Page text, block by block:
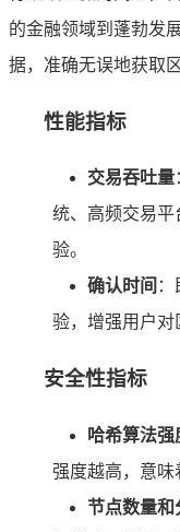
的金融领域到蓬勃发
据，准确无误地获取
性能指标
交易吞吐量
统、高频交易
验。
确认时间
验，增强用户对
安全性指标
哈希算法强
强度越高，意味
节点数量和